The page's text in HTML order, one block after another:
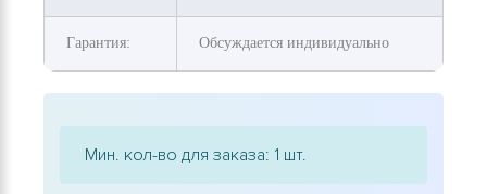
Гарантия: Обсуждается индивидуально
Мин. кол-во для заказа: 1 шт.